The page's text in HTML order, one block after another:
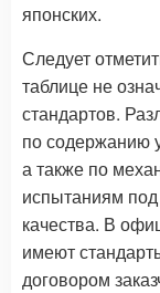
японских.
Следует
таблице не
стандартов.
по содержанию
а также по
испытаниям
качества. В
имеют
договором